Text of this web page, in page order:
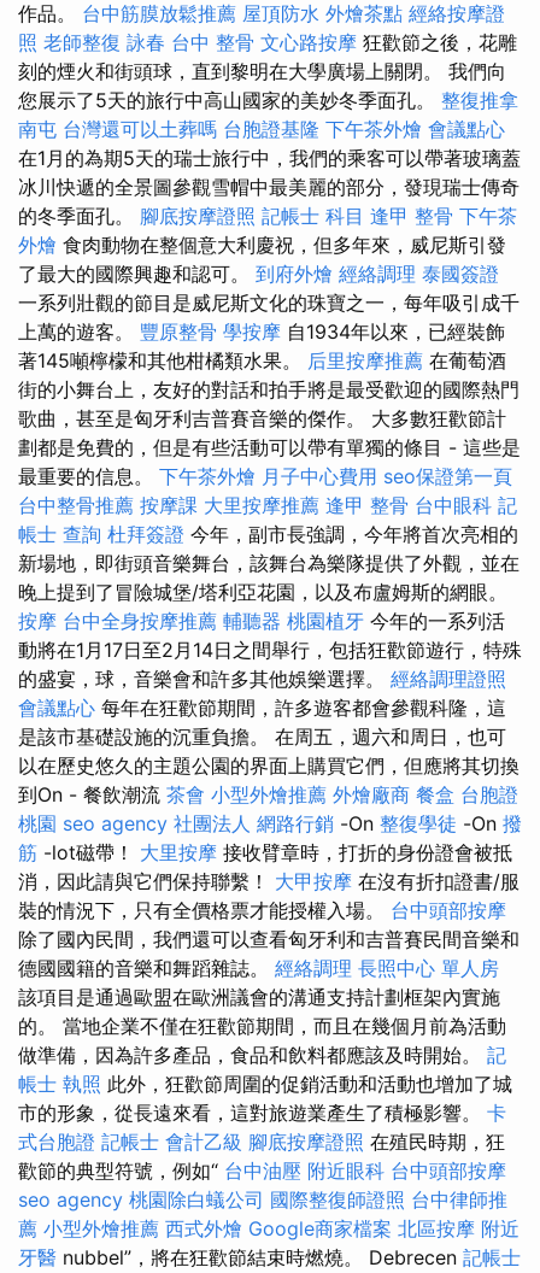
作品。 台中筋膜放鬆推薦 屋頂防水 外燴茶點 經絡按摩證
照 老師整復 詠春 台中 整骨 文心路按摩 狂歡節之後，花雕
刻的煙火和街頭球，直到黎明在大學廣場上關閉。 我們向
您展示了5天的旅行中高山國家的美妙冬季面孔。 整復推拿
南屯 台灣還可以土葬嗎 台胞證基隆 下午茶外燴 會議點心
在1月的為期5天的瑞士旅行中，我們的乘客可以帶著玻璃蓋
冰川快遞的全景圖參觀雪帽中最美麗的部分，發現瑞士傳奇
的冬季面孔。 腳底按摩證照 記帳士 科目 逢甲 整骨 下午茶
外燴 食肉動物在整個意大利慶祝，但多年來，威尼斯引發
了最大的國際興趣和認可。 到府外燴 經絡調理 泰國簽證
一系列壯觀的節目是威尼斯文化的珠寶之一，每年吸引成千
上萬的遊客。 豐原整骨 學按摩 自1934年以來，已經裝飾
著145噸檸檬和其他柑橘類水果。 后里按摩推薦 在葡萄酒
街的小舞台上，友好的對話和拍手將是最受歡迎的國際熱門
歌曲，甚至是匈牙利吉普賽音樂的傑作。 大多數狂歡節計
劃都是免費的，但是有些活動可以帶有單獨的條目 - 這些是
最重要的信息。 下午茶外燴 月子中心費用 seo保證第一頁
台中整骨推薦 按摩課 大里按摩推薦 逢甲 整骨 台中眼科 記
帳士 查詢 杜拜簽證 今年，副市長強調，今年將首次亮相的
新場地，即街頭音樂舞台，該舞台為樂隊提供了外觀，並在
晚上提到了冒險城堡/塔利亞花園，以及布盧姆斯的網眼。
按摩 台中全身按摩推薦 輔聽器 桃園植牙 今年的一系列活
動將在1月17日至2月14日之間舉行，包括狂歡節遊行，特殊
的盛宴，球，音樂會和許多其他娛樂選擇。 經絡調理證照
會議點心 每年在狂歡節期間，許多遊客都會參觀科隆，這
是該市基礎設施的沉重負擔。 在周五，週六和周日，也可
以在歷史悠久的主題公園的界面上購買它們，但應將其切換
到On - 餐飲潮流 茶會 小型外燴推薦 外燴廠商 餐盒 台胞證
桃園 seo agency 社團法人 網路行銷 -On 整復學徒 -On 撥
筋 -lot磁帶！ 大里按摩 接收臂章時，打折的身份證會被抵
消，因此請與它們保持聯繫！ 大甲按摩 在沒有折扣證書/服
裝的情況下，只有全價格票才能授權入場。 台中頭部按摩
除了國內民間，我們還可以查看匈牙利和吉普賽民間音樂和
德國國籍的音樂和舞蹈雜誌。 經絡調理 長照中心 單人房
該項目是通過歐盟在歐洲議會的溝通支持計劃框架內實施
的。 當地企業不僅在狂歡節期間，而且在幾個月前為活動
做準備，因為許多產品，食品和飲料都應該及時開始。 記
帳士 執照 此外，狂歡節周圍的促銷活動和活動也增加了城
市的形象，從長遠來看，這對旅遊業產生了積極影響。 卡
式台胞證 記帳士 會計乙級 腳底按摩證照 在殖民時期，狂
歡節的典型符號，例如“ 台中油壓 附近眼科 台中頭部按摩
seo agency 桃園除白蟻公司 國際整復師證照 台中律師推
薦 小型外燴推薦 西式外燴 Google商家檔案 北區按摩 附近
牙醫 nubbel”，將在狂歡節結束時燃燒。 Debrecen 記帳士